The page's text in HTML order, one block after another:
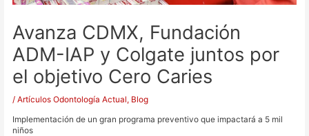
Avanza CDMX, Fundación
ADM-IAP y Colgate juntos por
el objetivo Cero Caries
/Artículos Odontología Actual, Blog
Implementación de un gran programa preventivo que impactará a 5 mil
niños